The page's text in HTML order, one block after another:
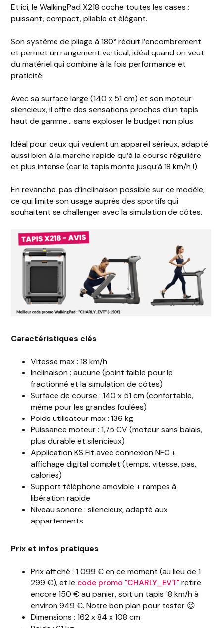
Et ici, le WalkingPad X218 coche toutes les cases :
puissant, compact, pliable et élégant.
Son système de pliage à 180° réduit l’encombrement
et permet un rangement vertical, idéal quand on veut
du matériel qui combine à la fois performance et
praticité.
Avec sa surface large (140 x 51 cm) et son moteur
silencieux, il offre des sensations proches d’un tapis
haut de gamme… sans exploser le budget non plus.
Idéal pour ceux qui veulent un appareil sérieux, adapté
aussi bien à la marche rapide qu’à la course régulière
et plus intense (car le tapis monte jusqu’à 18 km/h !).
En revanche, pas d’inclinaison possible sur ce modèle,
ce qui limite son usage auprès des sportifs qui
souhaitent se challenger avec la simulation de côtes.
Caractéristiques clés
Vitesse max : 18 km/h
Inclinaison : aucune (point faible pour le
fractionné et la simulation de côtes)
Surface de course : 140 x 51 cm (confortable,
même pour les grandes foulées)
Poids utilisateur max : 136 kg
Puissance moteur : 1,75 CV (moteur sans balais,
plus durable et silencieux)
Application KS Fit avec connexion NFC +
affichage digital complet (temps, vitesse, pas,
calories)
Support téléphone amovible + rampes à
libération rapide
Niveau sonore : silencieux, adapté aux
appartements
Prix et infos pratiques
Prix affiché : 1 099 € en ce moment (au lieu de 1
299 €), et le code promo "CHARLY_EVT"retire
encore 150 € au panier, soit un tapis 18 km/h à
environ 949 €. Notre bon plan pour tester 😉
Dimensions : 162 x 84 x 108 cm